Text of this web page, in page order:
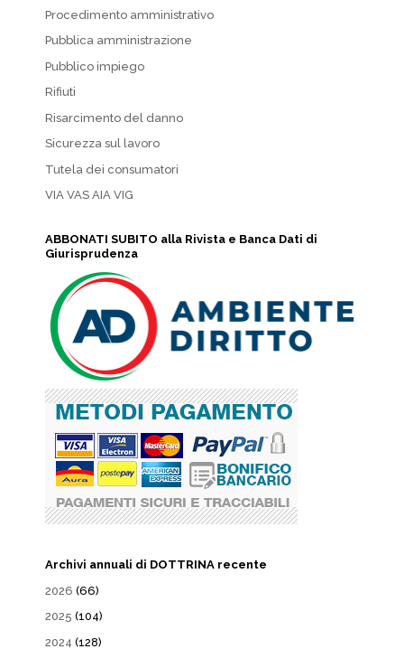
Procedimento amministrativo
Pubblica amministrazione
Pubblico impiego
Rifiuti
Risarcimento del danno
Sicurezza sul lavoro
Tutela dei consumatori
VIA VAS AIA VIG
ABBONATI SUBITO alla Rivista e Banca Dati di
Giurisprudenza
Archivi annuali di DOTTRINA recente
2026 (66)
2025 (104)
2024 (128)